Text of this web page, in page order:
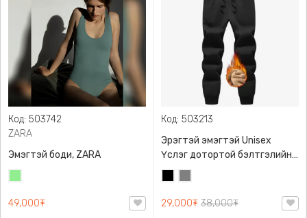
Код: 503742
ZARA
Эмэгтэй боди, ZARA
49,000₮
Код: 503213
Эрэгтэй эмэгтэй Unisex
Үслэг дотортой бэлтгэлийн
өмд,
29,000₮ 38,000₮